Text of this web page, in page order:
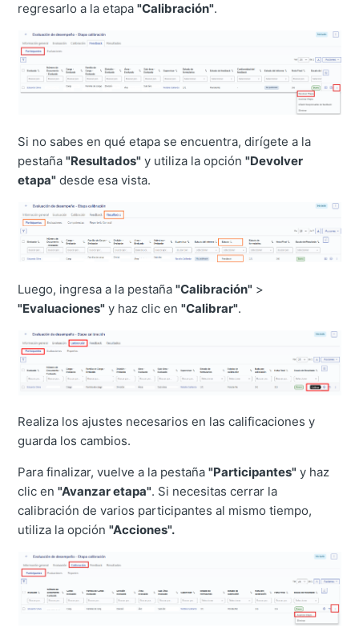
regresarlo a la etapa"Calibración".
Si no sabes en qué etapa se encuentra, dirígete a la
pestaña"Resultados" y utiliza la opción"Devolver
etapa" desde esa vista.
Luego, ingresa a la pestaña"Calibración" >
"Evaluaciones" y haz clic en"Calibrar".
Realiza los ajustes necesarios en las calificaciones y
guarda los cambios.
Para finalizar, vuelve a la pestaña"Participantes" y haz
clic en"Avanzar etapa". Si necesitas cerrar la
calibración de varios participantes al mismo tiempo,
utiliza la opción"Acciones".